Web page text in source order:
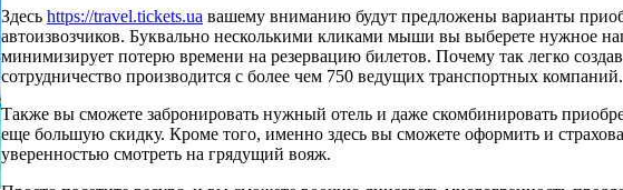
Здесь https://travel.tickets.ua вашему вниманию будут предложены варианты
автоизвозчиков. Буквально несколькими кликами мыши вы выберете нужное
минимизирует потерю времени на резервацию билетов. Почему так легко
сотрудничество производится с более чем 750 ведущих транспортных компаний.
Также вы сможете забронировать нужный отель и даже скомбинировать
еще большую скидку. Кроме того, именно здесь вы сможете оформить и
уверенностью смотреть на грядущий вояж.